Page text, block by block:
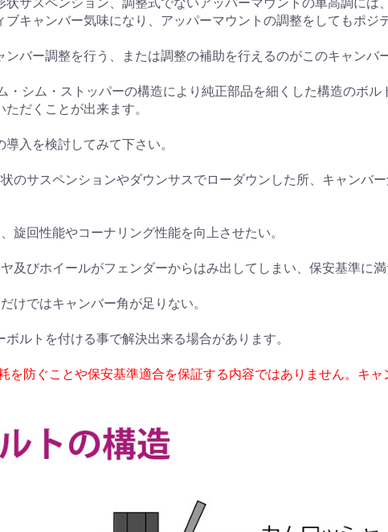
サスペンション、調整式でないアッパーマウントの車高調には
キャンバー気味になり、アッパーマウントの調整をしてもポジ
バー調整を行う、または調整の補助を行えるのがこのキャンバ
・シム・ストッパーの構造により純正部品を細くした構造のボル
だくことが出来ます。
入を検討してみて下さい。
のサスペンションやダウンサスでローダウンした所、キャンバ
旋回性能やコーナリング性能を向上させたい。
及びホイールがフェンダーからはみ出してしまい、保安基準に満
けではキャンバー角が足りない。
ルトを付ける事で解決出来る場合があります。
防ぐことや保安基準適合を保証する内容ではありません。キャ